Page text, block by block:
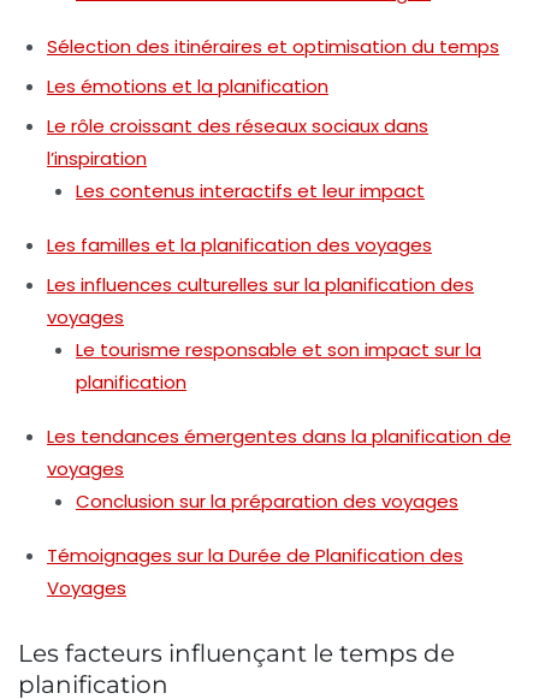
Sélection des itinéraires et optimisation du temps
Les émotions et la planification
Le rôle croissant des réseaux sociaux dans
l’inspiration
Les contenus interactifs et leur impact
Les familles et la planification des voyages
Les influences culturelles sur la planification des
voyages
Le tourisme responsable et son impact sur la
planification
Les tendances émergentes dans la planification de
voyages
Conclusion sur la préparation des voyages
Témoignages sur la Durée de Planification des
Voyages
Les facteurs influençant le temps de
planification